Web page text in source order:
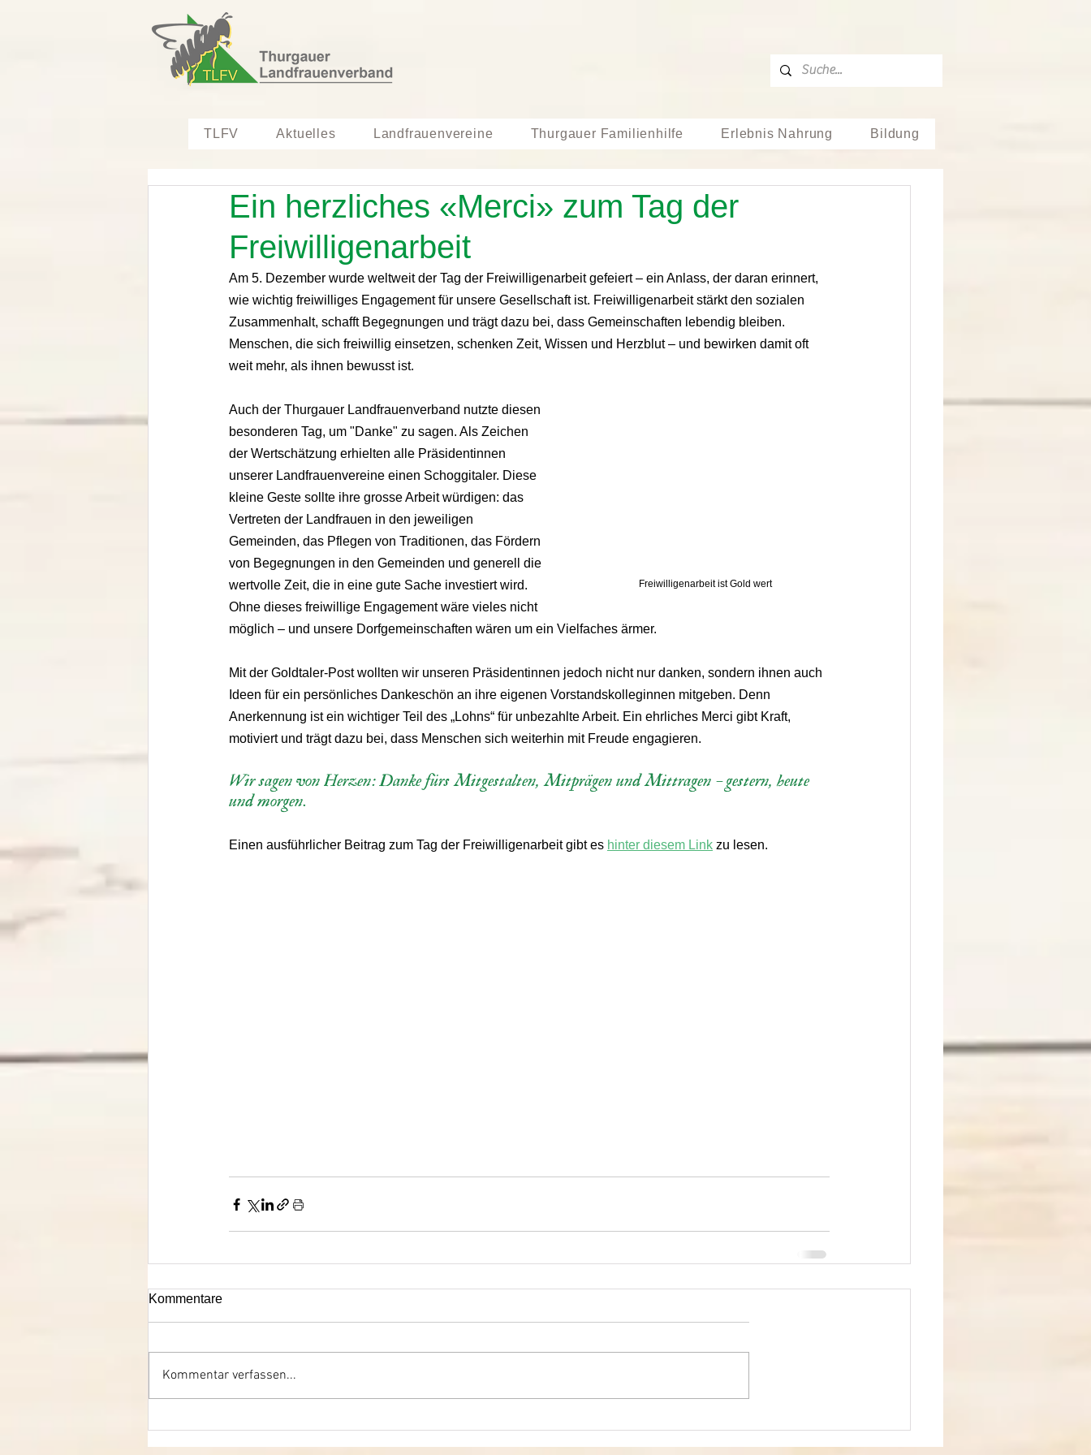
Ein herzliches «Merci» zum Tag der
Freiwilligenarbeit
Am 5. Dezember wurde weltweit der Tag der Freiwilligenarbeit gefeiert – ein Anlass, der daran erinnert,
wie wichtig freiwilliges Engagement für unsere Gesellschaft ist. Freiwilligenarbeit stärkt den sozialen
Zusammenhalt, schafft Begegnungen und trägt dazu bei, dass Gemeinschaften lebendig bleiben.
Menschen, die sich freiwillig einsetzen, schenken Zeit, Wissen und Herzblut – und bewirken damit oft
weit mehr, als ihnen bewusst ist.
Freiwilligenarbeit ist Gold wert
Auch der Thurgauer Landfrauenverband nutzte diesen
besonderen Tag, um "Danke" zu sagen. Als Zeichen
der Wertschätzung erhielten alle Präsidentinnen
unserer Landfrauenvereine einen Schoggitaler. Diese
kleine Geste sollte ihre grosse Arbeit würdigen: das
Vertreten der Landfrauen in den jeweiligen
Gemeinden, das Pflegen von Traditionen, das Fördern
von Begegnungen in den Gemeinden und generell die
wertvolle Zeit, die in eine gute Sache investiert wird.
Ohne dieses freiwillige Engagement wäre vieles nicht
möglich – und unsere Dorfgemeinschaften wären um ein Vielfaches ärmer.
Mit der Goldtaler-Post wollten wir unseren Präsidentinnen jedoch nicht nur danken, sondern ihnen auch
Ideen für ein persönliches Dankeschön an ihre eigenen Vorstandskolleginnen mitgeben. Denn
Anerkennung ist ein wichtiger Teil des „Lohns“ für unbezahlte Arbeit. Ein ehrliches Merci gibt Kraft,
motiviert und trägt dazu bei, dass Menschen sich weiterhin mit Freude engagieren.
Wir sagen von Herzen: Danke fürs Mitgestalten, Mitprägen und Mittragen – gestern, heute
und morgen.
Einen ausführlicher Beitrag zum Tag der Freiwilligenarbeit gibt es hinter diesem Link zu lesen.
Kommentare
Kommentar verfassen...
TLFV Aktuelles Landfrauenvereine Thurgauer Familienhilfe Erlebnis Nahrung Bildung